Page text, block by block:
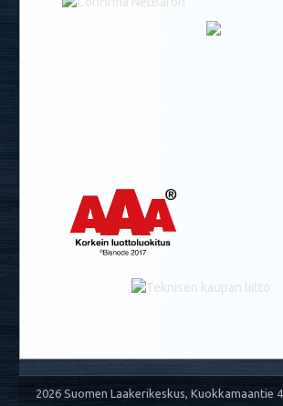
2026 Suomen Laakerikeskus, Kuokkamaantie